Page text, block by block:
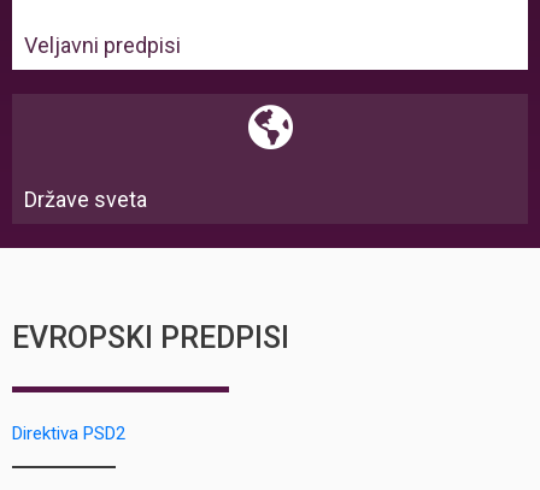
Veljavni predpisi
Države sveta
EVROPSKI PREDPISI
Direktiva PSD2